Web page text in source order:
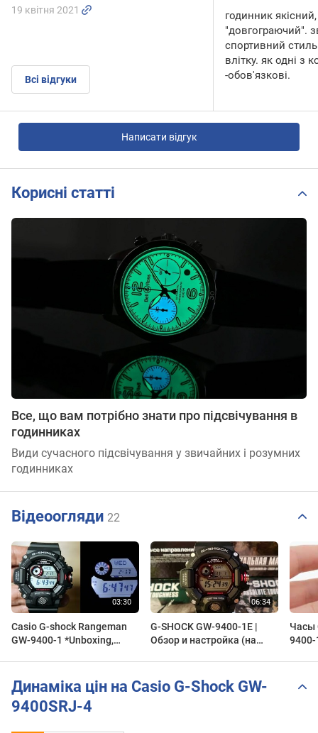
19 квітня 2021
Всі відгуки
годинник
"довгограючий".
спортивний
влітку. як одні з
-обов'язкові.
Написати відгук
Корисні статті
Все, що вам потрібно знати про підсвічування в
годинниках
Види сучасного підсвічування у звичайних і розумних
годинниках
Відеоогляди 22
Casio G-shock Rangeman
GW-9400-1 *Unboxing,
G-SHOCK GW-9400-1E |
Обзор и настройка (на
Часы
9400-
Динаміка цін на Casio G-Shock GW-
9400SRJ-4